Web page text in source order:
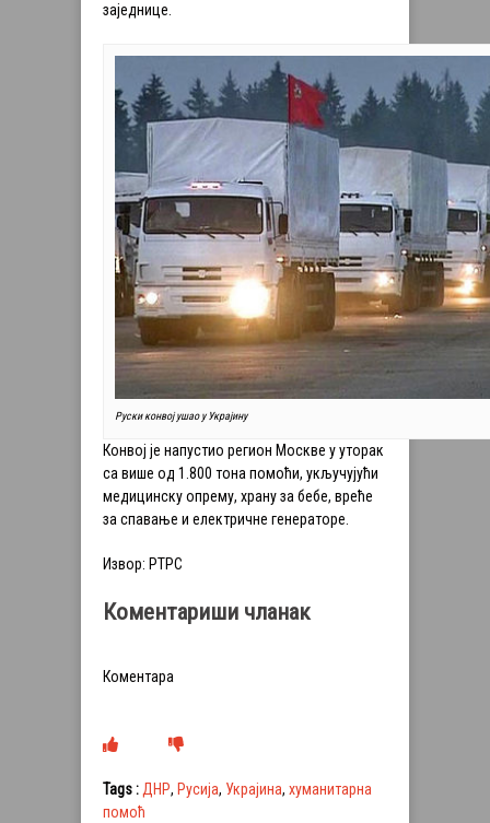
заједнице.
Руски конвој ушао у Украјину
Конвој је напустио регион Москве у уторак
са више од 1.800 тона помоћи, укључујући
медицинску опрему, храну за бебе, вреће
за спавање и електричне генераторе.
Извор: РТРС
Коментариши чланак
Коментара
Tags : ДНР, Русија, Украјина, хуманитарна
помоћ